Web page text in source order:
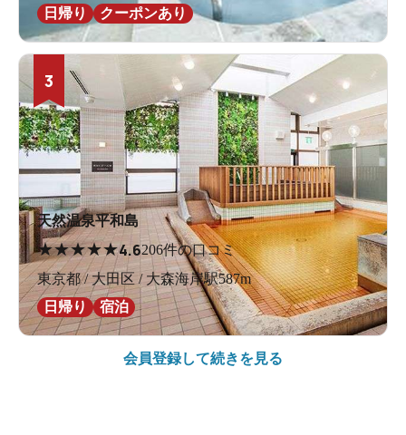
日帰り
クーポンあり
3
天然温泉平和島
★★★★★4.6206件の口コミ
東京都 / 大田区 / 大森海岸駅587m
日帰り
宿泊
会員登録して続きを見る